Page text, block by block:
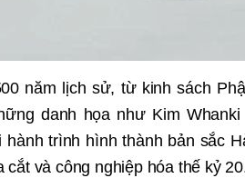
năm lịch sử, từ kinh sách
danh họa như Kim
trình hình thành bản sắc
cắt và công nghiệp hóa thế kỷ